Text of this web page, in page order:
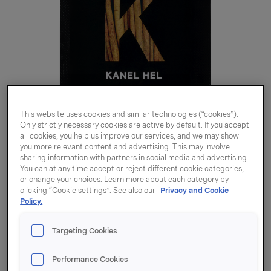
Kanel hel 10g
Kanel kommer fra eviggrønne trær som tilhører
This website uses cookies and similar technologies (“cookies”).
Only strictly necessary cookies are active by default. If you accept
all cookies, you help us improve our services, and we may show
you more relevant content and advertising. This may involve
sharing information with partners in social media and advertising.
You can at any time accept or reject different cookie categories,
or change your choices. Learn more about each category by
clicking “Cookie settings”. See also our Privacy and Cookie
Policy.
Targeting Cookies
Performance Cookies